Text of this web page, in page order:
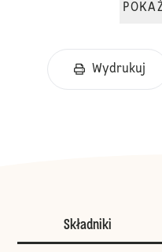
Wydrukuj
Składniki